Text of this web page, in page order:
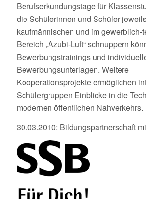
Berufserkundungstage für
die Schülerinnen und Schüler
kaufmännischen und im gewerblich-
Bereich „Azubi-Luft“ schnuppern
Bewerbungstrainings und
Bewerbungsunterlagen. Weitere
Kooperationsprojekte ermöglichen
Schülergruppen Einblicke in die
modernen öffentlichen Nahverkehrs.
30.03.2010: Bildungspartnerschaft